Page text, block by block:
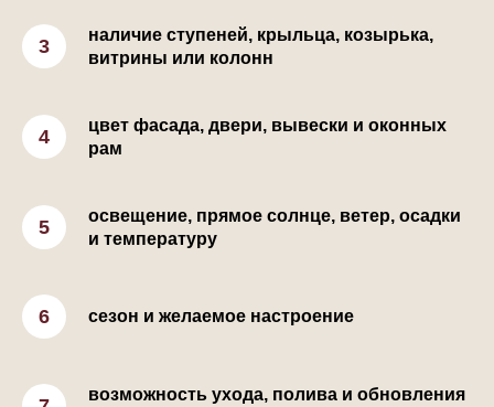
наличие ступеней, крыльца, козырька,
витрины или колонн
цвет фасада, двери, вывески и оконных
рам
освещение, прямое солнце, ветер, осадки
и температуру
сезон и желаемое настроение
возможность ухода, полива и обновления